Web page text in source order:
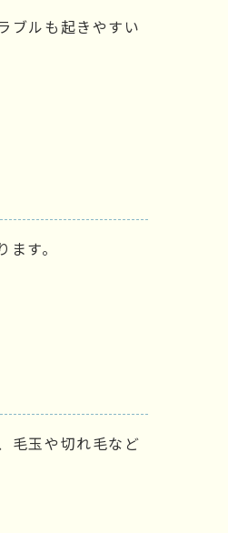
ブルも起きやすい
す。
毛玉や切れ毛など